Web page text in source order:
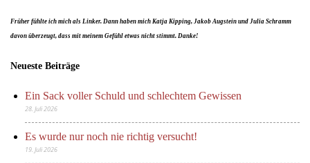
Früher fühlte ich mich als Linker. Dann haben mich Katja Kipping, Jakob Augstein und Julia Schramm
davon überzeugt, dass mit meinem Gefühl etwas nicht stimmt. Danke!
Neueste Beiträge
Ein Sack voller Schuld und schlechtem Gewissen
28. Juli 2026
Es wurde nur noch nie richtig versucht!
19. Juli 2026